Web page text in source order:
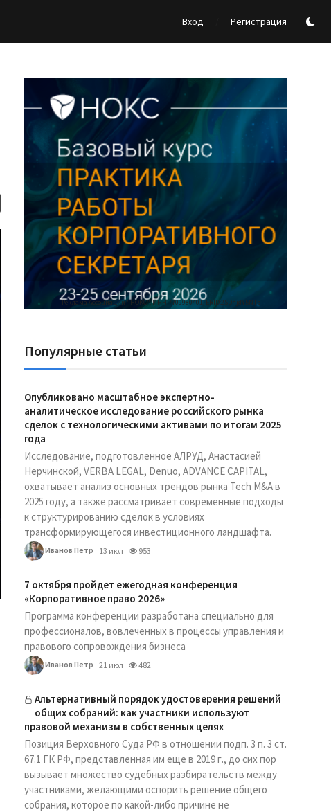
Вход Регистрация
Реклама Ассоциации "НОКС", ИНН 7709980401, ERID:2SDnjdY5NTb
Популярные статьи
Опубликовано масштабное экспертно-
аналитическое исследование российского рынка
сделок с технологическими активами по итогам 2025
года
Исследование, подготовленное АЛРУД, Анастасией
Нерчинской, VERBA LEGAL, Denuo, ADVANCE CAPITAL,
охватывает анализ основных трендов рынка Tech M&A в
2025 году, а также рассматривает современные подходы
к структурированию сделок в условиях
трансформирующегося инвестиционного ландшафта.
Иванов Петр 13 июл 953
7 октября пройдет ежегодная конференция
«Корпоративное право 2026»
Программа конференции разработана специально для
профессионалов, вовлеченных в процессы управления и
правового сопровождения бизнеса
Иванов Петр 21 июл 482
Альтернативный порядок удостоверения решений
общих собраний: как участники используют
правовой механизм в собственных целях
Позиция Верховного Суда РФ в отношении подп. 3 п. 3 ст.
67.1 ГК РФ, представленная им еще в 2019 г., до сих пор
вызывает множество судебных разбирательств между
участниками, желающими оспорить решение общего
собрания, которое по какой-либо причине не